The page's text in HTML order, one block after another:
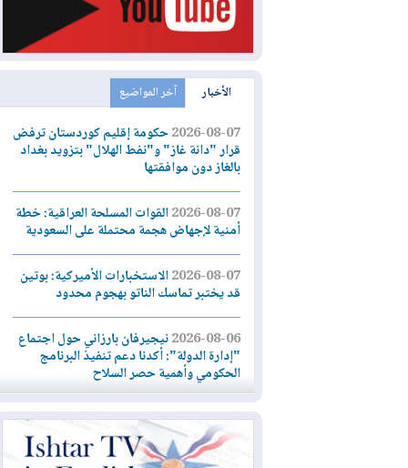
الأخبار آخر المواضيع
2026-08-07حكومة إقليم كوردستان ترفض
قرار "دانة غاز" و"نفط الهلال" بتزويد بغداد
بالغاز دون موافقتها
2026-08-07القوات المسلحة العراقية: خطة
أمنية لإجهاض هجمة محتملة على السعودية
2026-08-07الاستخبارات الأميركية: بوتين
قد يختبر تماسك الناتو بهجوم محدود
2026-08-06نيجيرفان بارزاني حول اجتماع
"إدارة الدولة": أكدنا دعم تنفيذ البرنامج
الحكومي وأهمية حصر السلاح
2026-08-06ائتلاف ادارة الدولة: من
يقومون بسلوك يهدد امن البلاد خارجون عن
القانون يجب محاربتهم